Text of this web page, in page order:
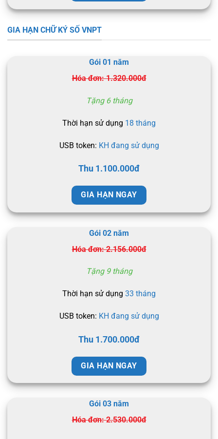
GIA HẠN CHỮ KÝ SỐ VNPT
Gói 01 năm
Hóa đơn: 1.320.000đ
Tặng 6 tháng
Thời hạn sử dụng 18 tháng
USB token: KH đang sử dụng
Thu 1.100.000đ
GIA HẠN NGAY
Gói 02 năm
Hóa đơn: 2.156.000đ
Tặng 9 tháng
Thời hạn sử dụng 33 tháng
USB token: KH đang sử dụng
Thu 1.700.000đ
GIA HẠN NGAY
Gói 03 năm
Hóa đơn: 2.530.000đ